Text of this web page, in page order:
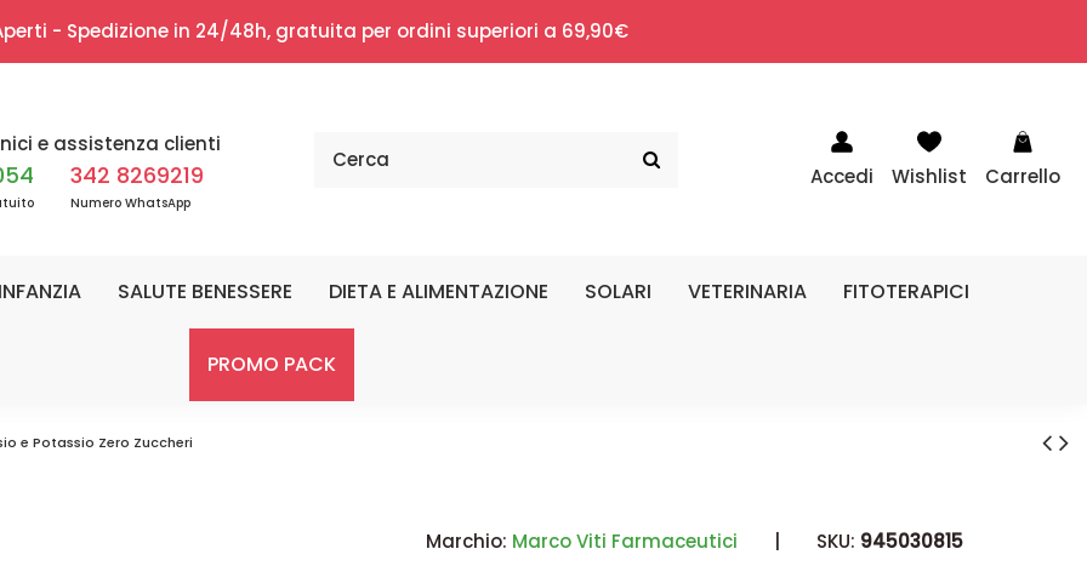
- Spedizione in 24/48h, gratuita per ordini superiori a 69,90€
e assistenza clienti
342 8269219
Numero WhatsApp
Accedi Wishlist Carrello
SALUTE BENESSERE DIETA E ALIMENTAZIONE SOLARI VETERINARIA FITOTERAPICI
PROMO PACK
e Potassio Zero Zuccheri
Marchio: Marco Viti Farmaceutici | SKU: 945030815